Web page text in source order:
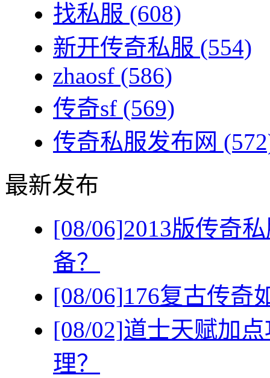
找私服 (608)
新开传奇私服 (554)
zhaosf (586)
传奇sf (569)
传奇私服发布网
最新发布
[08/06]2013版传奇
备？
[08/06]176复古传奇
[08/02]道士天赋加
理？